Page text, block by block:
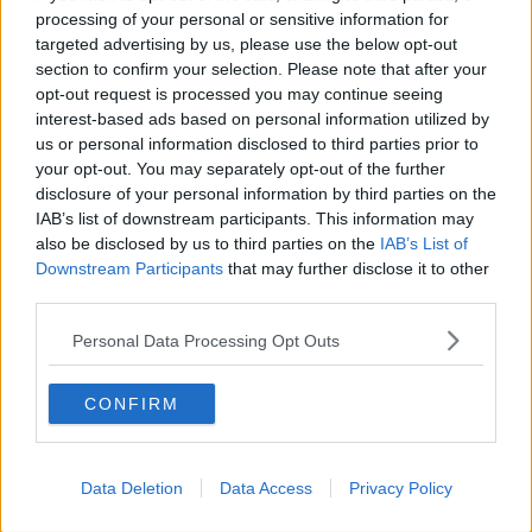
processing of your personal or sensitive information for
targeted advertising by us, please use the below opt-out
section to confirm your selection. Please note that after your
opt-out request is processed you may continue seeing
interest-based ads based on personal information utilized by
us or personal information disclosed to third parties prior to
your opt-out. You may separately opt-out of the further
disclosure of your personal information by third parties on the
IAB’s list of downstream participants. This information may
also be disclosed by us to third parties on the IAB’s List of
Downstream Participants that may further disclose it to other
Personal Data Processing Opt Outs
CONFIRM
Data Deletion Data Access Privacy Policy
su tavoloni e seduti su panche di legno (che prontamente si
ribaltano) le specialità più variegate e improponibili. Del resto,
ognuno ha gli amici che si merita.
Ingredienti immancabili di queste magnifiche riunioni sono tre: i
tendoni di copertura in materiale plastico che rendono l’atmosfera
pesante e ovattata, la signora di mezza età vestita parecchio
agguainatache indossa sandali gioiello con tacchi vertiginosi. Tutto
l’abbigliamento preso così non avrebbe nulla di sbagliato, ma si
manifesta parecchio inappropriato al contesto fatto di carne alla
brace, patatine fritte nella vaschettina di plastica, sudore.
Quest’ultimo, o meglio il suo olezzo, è l’ultimo (ma non meno
importante) elemento che contraddistingue l’ambiente: il puzzo di
impolpognato nei vestiti di colui che, di canottiera vestito, ha
deciso di sedersi proprio di fianco a te, su quelle meravigliose
panche di legno, che ci donano tanta (quasi troppa) convivialità.
Ma c’è una sagra (proprio in questi giorni) dove tutto questo
diventa quasi magia, in un paesino vicino a Vinci, Sant’Amato. Si
dopo 3 km di salita, a tratti anche impegnativa, si arriva a